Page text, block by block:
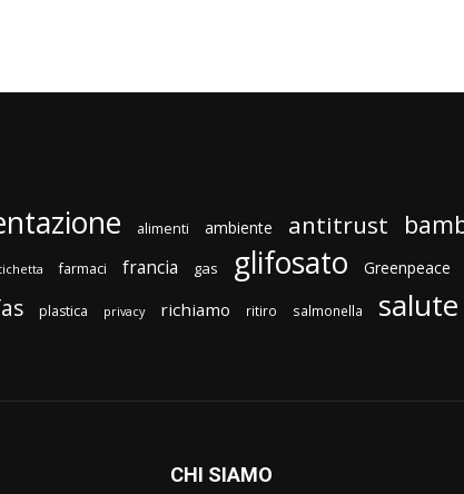
alimenti ambiente antitrust
farmaci francia gas glifosato Greenpeace
plastica privacy richiamo ritiro salmonella salute
CHI SIAMO